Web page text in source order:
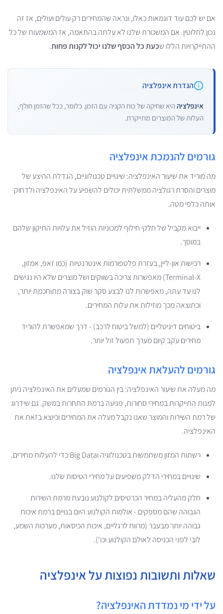
אם יש לכם עוד דוגמאות כאלו, ונראה שהמחירים רק עולים ועולים, אז זה
נכון לחלוטין. אם המשכורת שלנו לא עלתה בהתאמה, אז המשמעות של כל
ההתייקרויות הללו שכעת כל הכסף שלנו יכול לקנות פחות.
הגדרת אינפלציה
אינפלציה היא שחיקה של כוח הקניה עם הזמן. כלומר, ככל שהזמן חולף,
העלות של המוצרים מתייקרת.
גורמים להנמכת אינפלציה
מה מוריד את שיעור האינפלציה: שינויים טכנולוגיים, הגדלת ההיצע של
מוצרים והסרת רגולציה ממשלתית יכולים להשפיע על האינפלציה ולדחוק
אותה כלפי מטה.
ייבוא מקביל של חלקי חילוף למכוניות הוזיל את עלויות התיקון שלהם
במוסך.
רכישות און-ליין, בעזרת פלטפורמות אינטרנטיות (כמו זאפ, אמזון,
Terminal-X) מאפשרות צריכה בשווקים ושל מוצרים שלא היו נגישים
לנו עד עתה, מאפשרות לנו לבצע סקר שוק בצורה מתוחכמת יותר,
וכתוצאה מכך מוזילות את עלות המחירים.
ביטוחים דיגיטליים (למשל ביטוח לרכב) - דרך שמאפשרת להוריד
מחירים עקב קיום מערך תפעול זול יותר.
גורמים להעלאת אינפלציה
מה מעלה את שיעור האינפלציה: בין הגורמים שמעלים את האינפלציה ניתן
למנות התייקרות במחירי סחורות, פגיעה ברמת התחרות במשק. גם שידרוג
של רמת השירות והמוצר שאנו נקבל מעלה את המחירים וכיוצא בזאת את
האינפלציה.
רשתות המזון משתמשות בטכנולוגיה וBig Data כדי להעלות מחירים.
שינויים במחירי הדלק משפיעים על מחירי הטיסות שלנו.
חלק מהעליה במחיר הכרטיסים לקולנוע נובעת מרמת השירות
הגבוהה שהם מספקים - אולמות הקולנוע היום בנויים ברמת איכות
גבוהה יותר מבעבר (מרווח לרגליים, איכות הכיסאות, מערכות השמע,
לובי לפני הכניסה לאולם הקולנוע וכו').
שאלות ותשובות נפוצות על אינפלציה
על ידי מי נמדדת האינפלציה?